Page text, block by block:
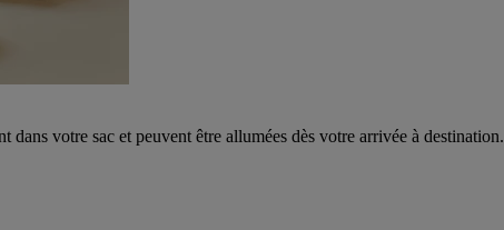
dans votre sac et peuvent être allumées dès votre arrivée à destination.